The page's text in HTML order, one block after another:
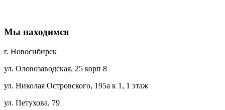
Мы находимся
г. Новосибирск
ул. Оловозаводская, 25 корп 8
ул. Николая Островского, 195а к 1, 1 этаж
ул. Петухова, 79